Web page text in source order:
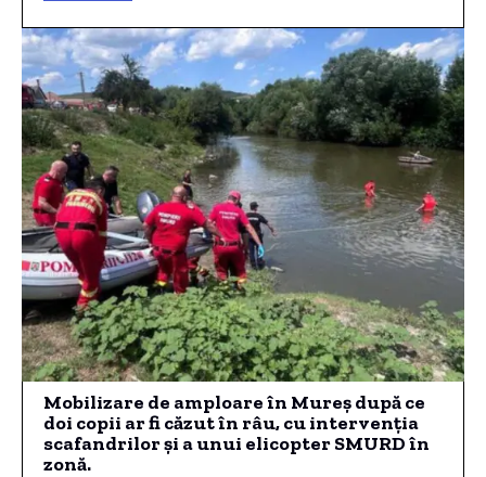
Mobilizare de amploare în Mureș după ce
doi copii ar fi căzut în râu, cu intervenția
scafandrilor și a unui elicopter SMURD în
zonă.